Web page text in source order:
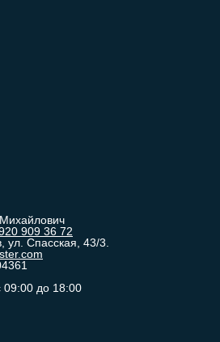
909 36 72
ул. Спасская, 43/3.
до 18:00